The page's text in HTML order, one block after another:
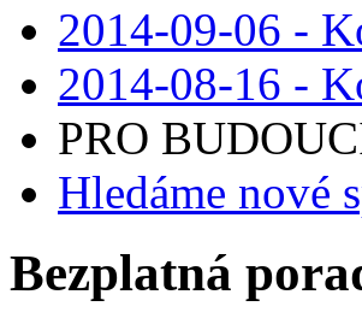
2014-09-06 -
2014-08-16 -
PRO
Hledáme nové
Bezplatná